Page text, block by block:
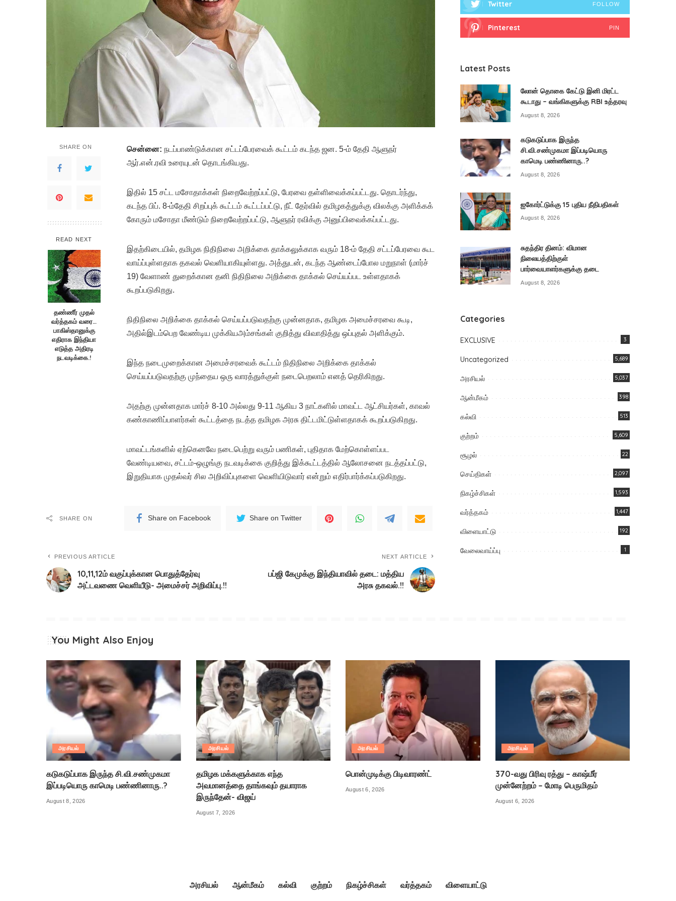
SHARE ON
READ NEXT
தண்ணீர் முதல்
வர்த்தகம் வரை…
பாகிஸ்தானுக்கு
எதிராக இந்தியா
எடுத்த அதிரடி
நடவடிக்கை.!
சென்னை: நடப்பாண்டுக்கான சட்டப்பேரவைக் கூட்டம் கடந்த ஜன. 5-ம் தேதி ஆளுநர்
ஆர்.என்.ரவி உரையுடன் தொடங்கியது.
இதில் 15 சட்ட மசோதாக்கள் நிறைவேற்றப்பட்டு, பேரவை தள்ளிவைக்கப்பட்டது. தொடர்ந்து,
கடந்த பிப். 8-ம்தேதி சிறப்புக் கூட்டம் கூட்டப்பட்டு, நீட் தேர்வில் தமிழகத்துக்கு விலக்கு அளிக்கக்
கோரும் மசோதா மீண்டும் நிறைவேற்றப்பட்டு, ஆளுநர் ரவிக்கு அனுப்பிவைக்கப்பட்டது.
இதற்கிடையில், தமிழக நிதிநிலை அறிக்கை தாக்கலுக்காக வரும் 18-ம் தேதி சட்டப்பேரவை கூட
வாய்ப்புள்ளதாக தகவல் வெளியாகியுள்ளது. அத்துடன், கடந்த ஆண்டைப்போல மறுநாள் (மார்ச்
19) வேளாண் துறைக்கான தனி நிதிநிலை அறிக்கை தாக்கல் செய்யப்பட உள்ளதாகக்
கூறப்படுகிறது.
நிதிநிலை அறிக்கை தாக்கல் செய்யப்படுவதற்கு முன்னதாக, தமிழக அமைச்சரவை கூடி,
அதில்இடம்பெற வேண்டிய முக்கியஅம்சங்கள் குறித்து விவாதித்து ஒப்புதல் அளிக்கும்.
இந்த நடைமுறைக்கான அமைச்சரவைக் கூட்டம் நிதிநிலை அறிக்கை தாக்கல்
செய்யப்படுவதற்கு முந்தைய ஒரு வாரத்துக்குள் நடைபெறலாம் எனத் தெரிகிறது.
அதற்கு முன்னதாக மார்ச் 8-10 அல்லது 9-11 ஆகிய 3 நாட்களில் மாவட்ட ஆட்சியர்கள், காவல்
கண்காணிப்பாளர்கள் கூட்டத்தை நடத்த தமிழக அரசு திட்டமிட்டுள்ளதாகக் கூறப்படுகிறது.
மாவட்டங்களில் ஏற்கெனவே நடைபெற்று வரும் பணிகள், புதிதாக மேற்கொள்ளப்பட
வேண்டியவை, சட்டம்-ஒழுங்கு நடவடிக்கை குறித்து இக்கூட்டத்தில் ஆலோசனை நடத்தப்பட்டு,
இறுதியாக முதல்வர் சில அறிவிப்புகளை வெளியிடுவார் என்றும் எதிர்பார்க்கப்படுகிறது.
SHARE ON Share on Facebook Share on Twitter
PREVIOUS ARTICLE
10,11,12ம் வகுப்புக்கான பொதுத்தேர்வு
அட்டவணை வெளியீடு- அமைச்சர் அறிவிப்பு.!!
NEXT ARTICLE
பப்ஜி கேமுக்கு இந்தியாவில் தடை: மத்திய
அரசு தகவல்.!!
Twitter FOLLOW
Pinterest PIN
Latest Posts
லோன் தொகை கேட்டு இனி மிரட்ட
கூடாது – வங்கிகளுக்கு RBI உத்தரவு
August 8, 2026
கடுகடுப்பாக இருந்த
சி.வி.சண்முகமா இப்படியொரு
காமெடி பண்ணினாரு..?
August 8, 2026
ஐகோர்ட்டுக்கு 15 புதிய நீதிபதிகள்
August 8, 2026
சுதந்திர தினம்: விமான
நிலையத்திற்குள்
பார்வையாளர்களுக்கு தடை
August 8, 2026
Categories
EXCLUSIVE 3
Uncategorized 5,689
அரசியல் 5,037
ஆன்மீகம் 398
கல்வி 513
குற்றம் 5,609
சூழல் 22
செய்திகள் 2,097
நிகழ்ச்சிகள் 1,593
வர்த்தகம் 1,447
விளையாட்டு 192
வேலைவாய்ப்பு 1
You Might Also Enjoy
அரசியல்
கடுகடுப்பாக இருந்த சி.வி.சண்முகமா
இப்படியொரு காமெடி பண்ணினாரு..?
August 8, 2026
அரசியல்
தமிழக மக்களுக்காக எந்த
அவமானத்தை தாங்கவும் தயாராக
இருந்தேன்- விஜய்
August 7, 2026
அரசியல்
பொன்முடிக்கு பிடிவாரண்ட்
August 6, 2026
அரசியல்
370-வது பிரிவு ரத்து – காஷ்மீர்
முன்னேற்றம் – மோடி பெருமிதம்
August 6, 2026
அரசியல் ஆன்மீகம் கல்வி குற்றம் நிகழ்ச்சிகள் வர்த்தகம் விளையாட்டு